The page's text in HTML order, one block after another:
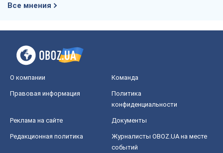
Все мнения
О компании Команда
Правовая информация
Политика
конфиденциальности
Реклама на сайте Документы
Редакционная политика
Журналисты OBOZ.UA на месте
событий